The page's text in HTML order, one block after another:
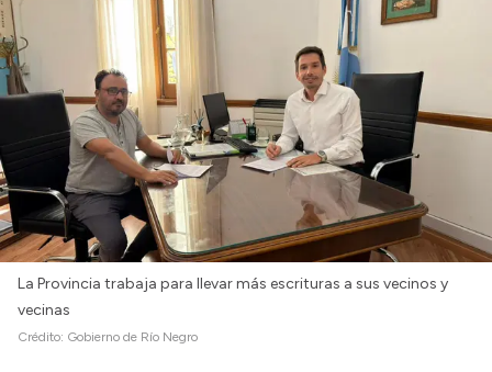
La Provincia trabaja para llevar más escrituras a sus vecinos y
vecinas
Crédito: Gobierno de Río Negro